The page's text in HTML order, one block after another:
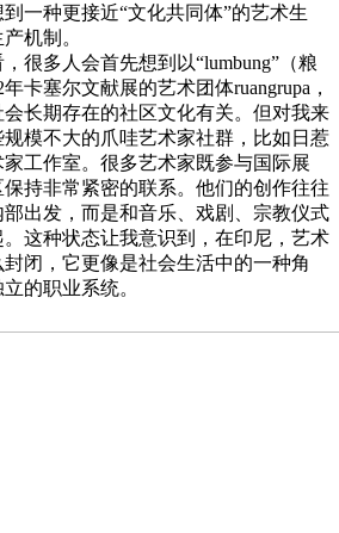
一种更接近“文化共同体”的艺术生
机制。
很多人会首先想到以“lumbung”（粮
卡塞尔文献展的艺术团体ruangrupa，
长期存在的社区文化有关。但对我来
模不大的爪哇艺术家社群，比如日惹
工作室。很多艺术家既参与国际展
持非常紧密的联系。他们的创作往往
出发，而是和音乐、戏剧、宗教仪式
这种状态让我意识到，在印尼，艺术
闭，它更像是社会生活中的一种角
的职业系统。